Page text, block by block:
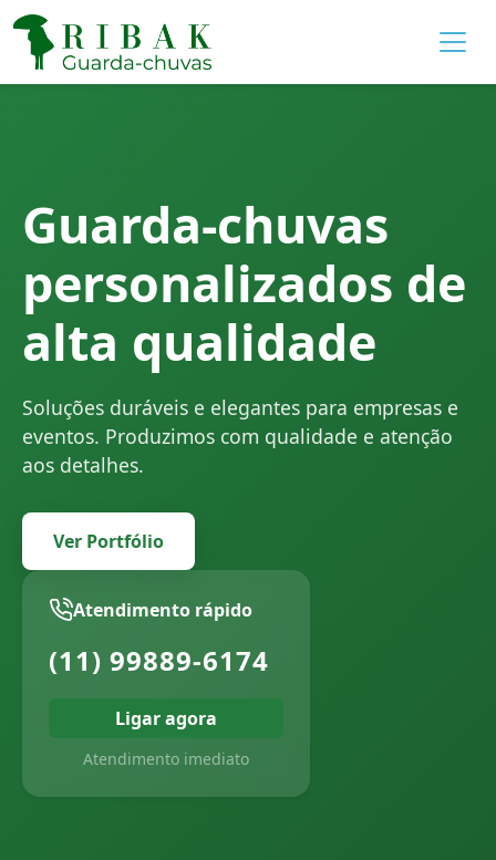
Guarda-chuvas
personalizados de
alta qualidade
Soluções duráveis e elegantes para empresas e
eventos. Produzimos com qualidade e atenção
aos detalhes.
Ver Portfólio
Atendimento rápido
(11) 99889-6174
Ligar agora
Atendimento imediato